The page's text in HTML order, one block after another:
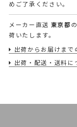
めご了承ください。
メーカー直送 東京都
荷いたします。
出荷からお届けまで
出荷・配送・送料に